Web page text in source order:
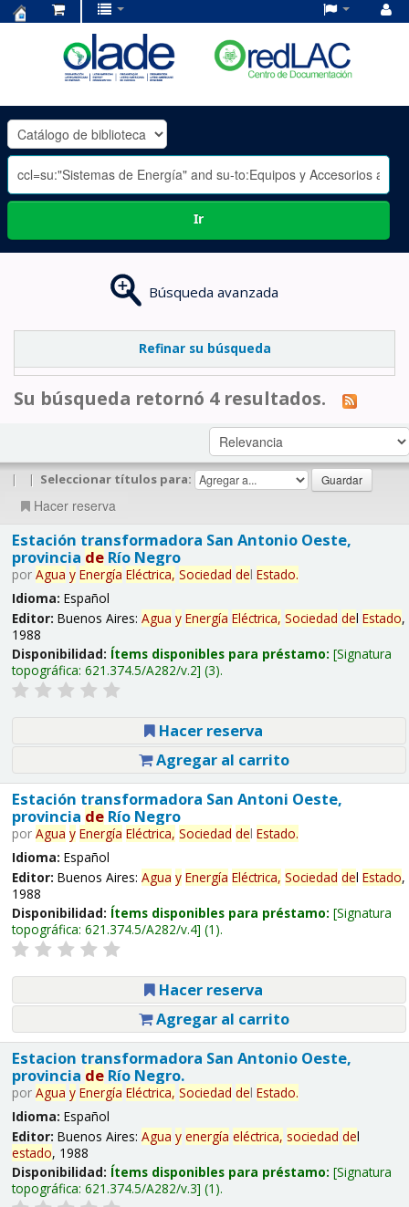
OLADE
-
Ir
Búsqueda avanzada
Refinar su búsqueda
Su búsqueda retornó 4 resultados.
| | Seleccionar títulos para:
Hacer reserva
Estación transformadora San Antonio Oeste,
provincia deRío Negro
por Agua y Energía Eléctrica, Sociedad del Estado.
Idioma: Español
Editor: Buenos Aires: Agua y Energía Eléctrica, Sociedad del Estado,
1988
Disponibilidad: Ítems disponibles para préstamo: Signatura
topográfica: 621.374.5/A282/v.2 (3).
Hacer reserva
Agregar al carrito
Estación transformadora San Antoni Oeste,
provincia deRío Negro
por Agua y Energía Eléctrica, Sociedad del Estado.
Idioma: Español
Editor: Buenos Aires: Agua y Energía Eléctrica, Sociedad del Estado,
1988
Disponibilidad: Ítems disponibles para préstamo: Signatura
topográfica: 621.374.5/A282/v.4 (1).
Hacer reserva
Agregar al carrito
Estacion transformadora San Antonio Oeste,
provincia deRío Negro.
por Agua y Energía Eléctrica, Sociedad del Estado.
Idioma: Español
Editor: Buenos Aires: Agua y energía eléctrica, sociedad del
estado, 1988
Disponibilidad: Ítems disponibles para préstamo: Signatura
topográfica: 621.374.5/A282/v.3 (1).